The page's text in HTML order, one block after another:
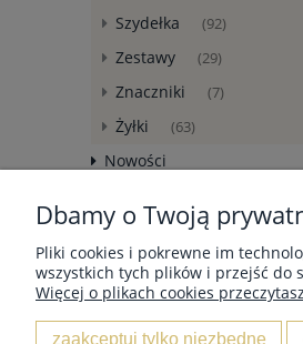
Szydełka (92)
Zestawy (29)
Znaczniki (7)
Żyłki (63)
Nowości
Dbamy o Twoją
Pliki cookies i pokrewne im
wszystkich tych plików i przejść do
Więcej o plikach cookies
zaakceptuj tylko niezbędne